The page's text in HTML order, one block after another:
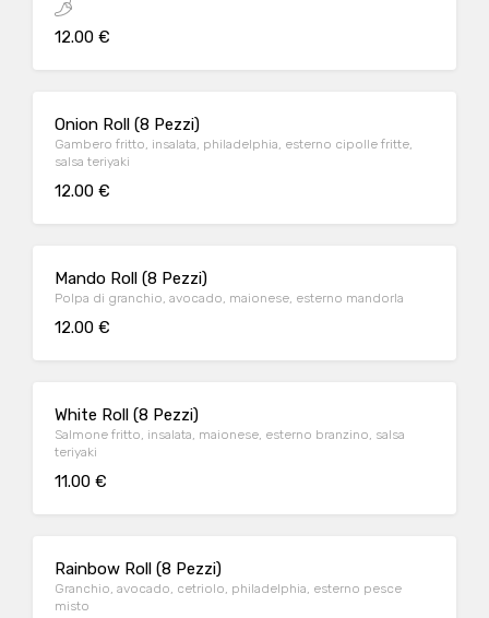
12.00 €
Onion Roll (8 Pezzi)
Gambero fritto, insalata, philadelphia, esterno cipolle fritte,
salsa teriyaki
12.00 €
Mando Roll (8 Pezzi)
Polpa di granchio, avocado, maionese, esterno mandorla
12.00 €
White Roll (8 Pezzi)
Salmone fritto, insalata, maionese, esterno branzino, salsa
teriyaki
11.00 €
Rainbow Roll (8 Pezzi)
Granchio, avocado, cetriolo, philadelphia, esterno pesce
misto